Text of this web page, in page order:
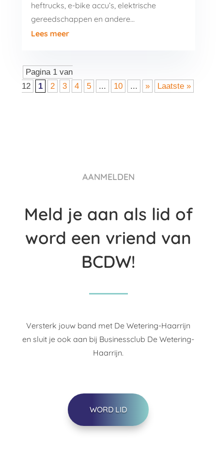
heftrucks, e-bike accu’s, elektrische
gereedschappen en andere…
Lees meer
Pagina 1 van
12
1 2 3 4 5 ... 10 ... » Laatste »
AANMELDEN
Meld je aan als lid of
word een vriend van
BCDW!
Versterk jouw band met De Wetering-Haarrijn
en sluit je ook aan bij Businessclub De Wetering-
Haarrijn.
WORD LID